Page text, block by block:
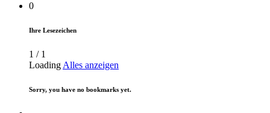
0
Ihre Lesezeichen
1 / 1
Loading Alles anzeigen
Sorry, you have no bookmarks yet.